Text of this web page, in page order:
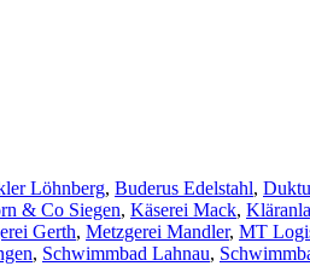
Löhnberg, Buderus Edelstahl,
& Co Siegen, Käserei Mack,
Gerth, Metzgerei Mandler, MT
, Schwimmbad Lahnau,